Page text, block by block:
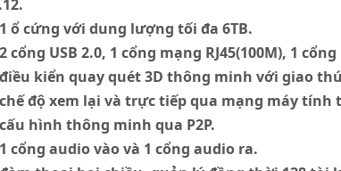
ổ cứng với dung lượng tối đa 6TB.
cổng USB 2.0, 1 cổng mạng RJ45(100M), 1 cổng
kiển quay quét 3D thông minh với giao
độ xem lại và trực tiếp qua mạng máy tính
hình thông minh qua P2P.
cổng audio vào và 1 cổng audio ra.